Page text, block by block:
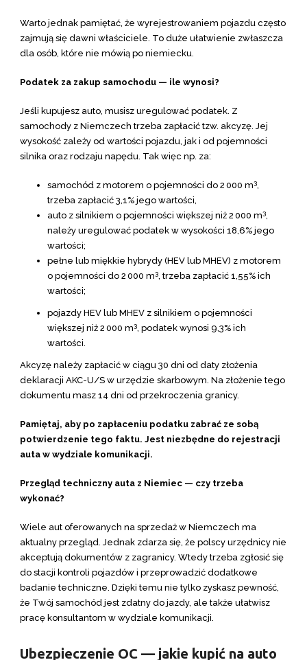
Warto jednak pamiętać, że wyrejestrowaniem pojazdu często
zajmują się dawni właściciele. To duże ułatwienie zwłaszcza
dla osób, które nie mówią po niemiecku.
Podatek za zakup samochodu — ile wynosi?
Jeśli kupujesz auto, musisz uregulować podatek. Z
samochody z Niemczech trzeba zapłacić tzw. akcyzę. Jej
wysokość zależy od wartości pojazdu, jak i od pojemności
silnika oraz rodzaju napędu. Tak więc np. za:
samochód z motorem o pojemności do 2 000 m3,
trzeba zapłacić 3,1% jego wartości,
auto z silnikiem o pojemności większej niż 2 000 m3,
należy uregulować podatek w wysokości 18,6% jego
wartości;
pełne lub miękkie hybrydy (HEV lub MHEV) z motorem
o pojemności do 2 000 m3, trzeba zapłacić 1,55% ich
wartości;
pojazdy HEV lub MHEV z silnikiem o pojemności
większej niż 2 000 m3, podatek wynosi 9,3% ich
wartości.
Akcyzę należy zapłacić w ciągu 30 dni od daty złożenia
deklaracji AKC-U/S w urzędzie skarbowym. Na złożenie tego
dokumentu masz 14 dni od przekroczenia granicy.
Pamiętaj, aby po zapłaceniu podatku zabrać ze sobą
potwierdzenie tego faktu. Jest niezbędne do rejestracji
auta w wydziale komunikacji.
Przegląd techniczny auta z Niemiec — czy trzeba
wykonać?
Wiele aut oferowanych na sprzedaż w Niemczech ma
aktualny przegląd. Jednak zdarza się, że polscy urzędnicy nie
akceptują dokumentów z zagranicy. Wtedy trzeba zgłosić się
do stacji kontroli pojazdów i przeprowadzić dodatkowe
badanie techniczne. Dzięki temu nie tylko zyskasz pewność,
że Twój samochód jest zdatny do jazdy, ale także ułatwisz
pracę konsultantom w wydziale komunikacji.
Ubezpieczenie OC — jakie kupić na auto